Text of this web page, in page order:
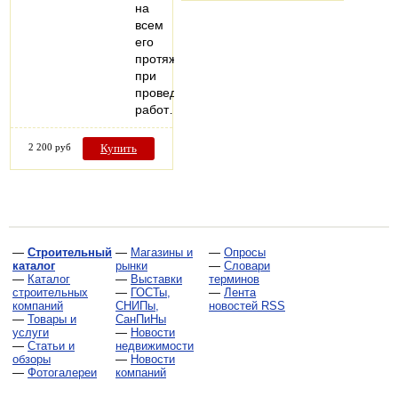
на
всем
его
протяжении
при
проведении
работ…
2 200 руб Купить
— Строительный
каталог
— Каталог
строительных
компаний
— Товары и
услуги
— Статьи и
обзоры
— Фотогалереи
— Магазины и
рынки
— Выставки
— ГОСТы,
СНИПы,
СанПиНы
— Новости
недвижимости
— Новости
компаний
— Опросы
— Словари
терминов
— Лента
новостей RSS